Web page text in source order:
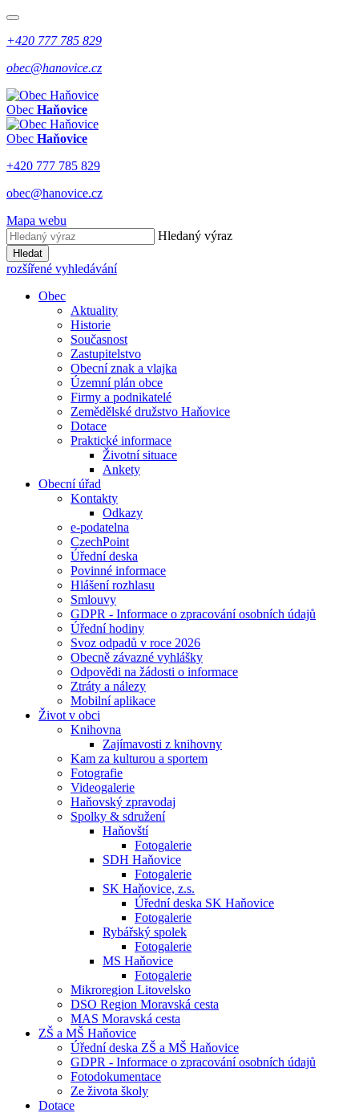
+420 777 785 829
obec@hanovice.cz
Obec Haňovice
Obec Haňovice
+420 777 785 829
obec@hanovice.cz
Mapa webu
Hledaný výraz
Hledat
rozšířené vyhledávání
Obec
Aktuality
Historie
Současnost
Zastupitelstvo
Obecní znak a vlajka
Územní plán obce
Firmy a podnikatelé
Zemědělské družstvo Haňovice
Dotace
Praktické informace
Životní situace
Ankety
Obecní úřad
Kontakty
Odkazy
e-podatelna
CzechPoint
Úřední deska
Povinné informace
Hlášení rozhlasu
Smlouvy
GDPR - Informace o zpracování osobních údajů
Úřední hodiny
Svoz odpadů v roce 2026
Obecně závazné vyhlášky
Odpovědi na žádosti o informace
Ztráty a nálezy
Mobilní aplikace
Život v obci
Knihovna
Zajímavosti z knihovny
Kam za kulturou a sportem
Fotografie
Videogalerie
Haňovský zpravodaj
Spolky & sdružení
Haňovští
Fotogalerie
SDH Haňovice
Fotogalerie
SK Haňovice, z.s.
Úřední deska SK Haňovice
Fotogalerie
Rybářský spolek
Fotogalerie
MS Haňovice
Fotogalerie
Mikroregion Litovelsko
DSO Region Moravská cesta
MAS Moravská cesta
ZŠ a MŠ Haňovice
Úřední deska ZŠ a MŠ Haňovice
GDPR - Informace o zpracování osobních údajů
Fotodokumentace
Ze života školy
Dotace